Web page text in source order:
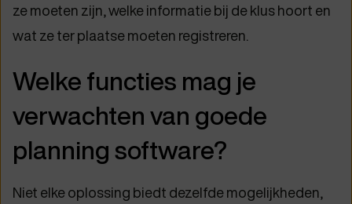
ze moeten zijn, welke informatie bij de klus hoort en
wat ze ter plaatse moeten registreren.
Welke functies mag je
verwachten van goede
planning software?
Niet elke oplossing biedt dezelfde mogelijkheden,